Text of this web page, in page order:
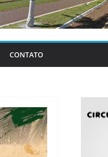
CONTATO